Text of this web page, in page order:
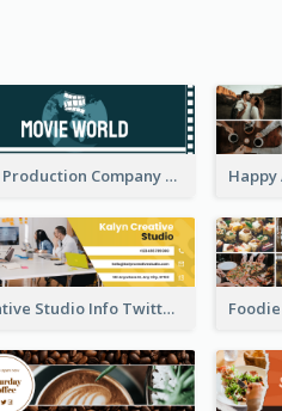
Film Production Company Twitter Header
Creative Studio Info Twitter Header